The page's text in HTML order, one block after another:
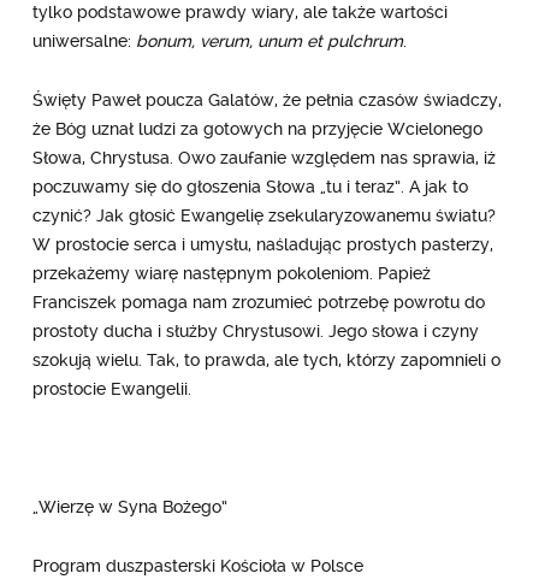
tylko podstawowe prawdy wiary, ale także wartości
uniwersalne: bonum, verum, unum et pulchrum.
Święty Paweł poucza Galatów, że pełnia czasów świadczy,
że Bóg uznał ludzi za gotowych na przyjęcie Wcielonego
Słowa, Chrystusa. Owo zaufanie względem nas sprawia, iż
poczuwamy się do głoszenia Słowa „tu i teraz”. A jak to
czynić? Jak głosić Ewangelię zsekularyzowanemu światu?
W prostocie serca i umysłu, naśladując prostych pasterzy,
przekażemy wiarę następnym pokoleniom. Papież
Franciszek pomaga nam zrozumieć potrzebę powrotu do
prostoty ducha i służby Chrystusowi. Jego słowa i czyny
szokują wielu. Tak, to prawda, ale tych, którzy zapomnieli o
prostocie Ewangelii.
„Wierzę w Syna Bożego”
Program duszpasterski Kościoła w Polsce